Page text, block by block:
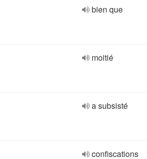
bien que
moitié
a subsisté
confiscations